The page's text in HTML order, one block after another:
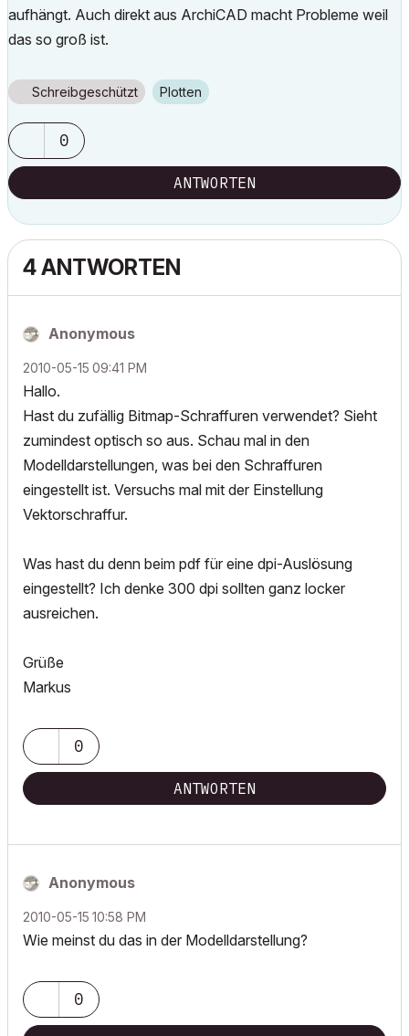
aufhängt. Auch direkt aus ArchiCAD macht Probleme weil
das so groß ist.
Schreibgeschützt Plotten
0
ANTWORTEN
4 ANTWORTEN
Anonymous
‎2010-05-15 09:41 PM
Hallo.
Hast du zufällig Bitmap-Schraffuren verwendet? Sieht
zumindest optisch so aus. Schau mal in den
Modelldarstellungen, was bei den Schraffuren
eingestellt ist. Versuchs mal mit der Einstellung
Vektorschraffur.
Was hast du denn beim pdf für eine dpi-Auslösung
eingestellt? Ich denke 300 dpi sollten ganz locker
ausreichen.
Grüße
Markus
0
ANTWORTEN
Anonymous
‎2010-05-15 10:58 PM
Wie meinst du das in der Modelldarstellung?
0